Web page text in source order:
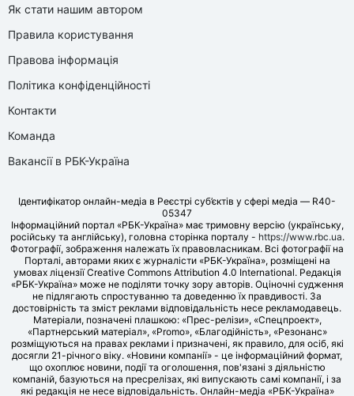
Як стати нашим автором
Правила користування
Правова інформація
Політика конфіденційності
Контакти
Команда
Вакансії в РБК-Україна
Ідентифікатор онлайн-медіа в Реєстрі суб’єктів у сфері медіа — R40-
05347
Інформаційний портал «РБК-Україна» має тримовну версію (українську,
російську та англійську), головна сторінка порталу - https://www.rbc.ua.
Фотографії, зображення належать їх правовласникам. Всі фотографії на
Порталі, авторами яких є журналісти «РБК-Україна», розміщені на
умовах ліцензії Creative Commons Attribution 4.0 International. Редакція
«РБК-Україна» може не поділяти точку зору авторів. Оціночні судження
не підлягають спростуванню та доведенню їх правдивості. За
достовірність та зміст реклами відповідальність несе рекламодавець.
Матеріали, позначені плашкою: «Прес-релізи», «Спецпроект»,
«Партнерський матеріал», «Promo», «Благодійність», «Резонанс»
розміщуються на правах реклами і призначені, як правило, для осіб, які
досягли 21-річного віку. «Новини компанії» - це інформаційний формат,
що охоплює новини, події та оголошення, пов'язані з діяльністю
компаній, базуються на пресрелізах, які випускають самі компанії, і за
які редакція не несе відповідальність. Онлайн-медіа «РБК-Україна»